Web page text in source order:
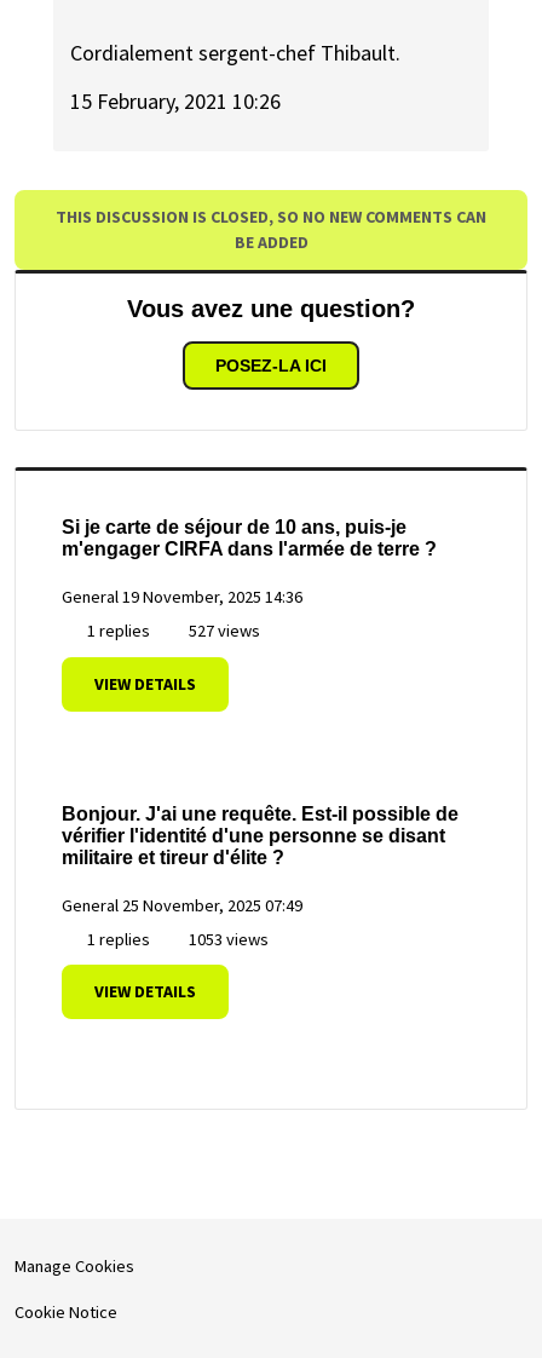
Cordialement sergent-chef Thibault.
15 February, 2021 10:26
THIS DISCUSSION IS CLOSED, SO NO NEW COMMENTS CAN
BE ADDED
Vous avez une question?
POSEZ-LA ICI
Si je carte de séjour de 10 ans, puis-je
m'engager CIRFA dans l'armée de terre ?
General19 November, 2025 14:36
1 replies
527 views
VIEW DETAILS
Bonjour. J'ai une requête. Est-il possible de
vérifier l'identité d'une personne se disant
militaire et tireur d'élite ?
General 25 November, 2025 07:49
1 replies
1053 views
VIEW DETAILS
Manage Cookies
Cookie Notice